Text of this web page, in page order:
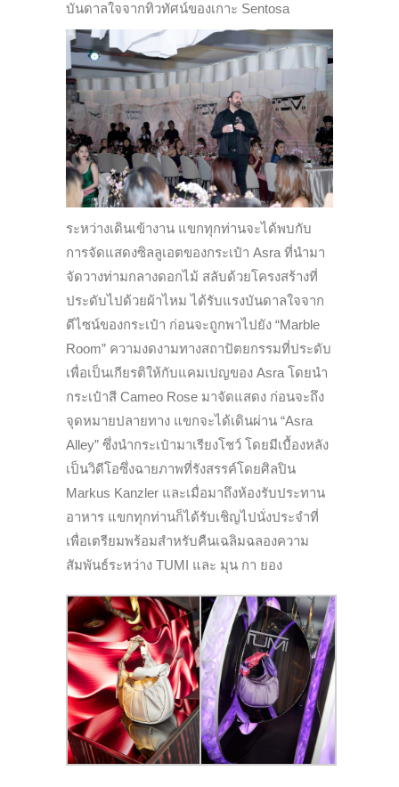
บันดาลใจจากทิวทัศน์ของเกาะ Sentosa
ระหว่างเดินเข้างาน แขกทุกท่านจะได้พบกับ
การจัดแสดงซิลลูเอตของกระเป๋า Asra ที่นำมา
จัดวางท่ามกลางดอกไม้ สลับด้วยโครงสร้างที่
ประดับไปด้วยผ้าไหม ได้รับแรงบันดาลใจจาก
ดีไซน์ของกระเป๋า ก่อนจะถูกพาไปยัง “Marble
Room” ความงดงามทางสถาปัตยกรรมที่ประดับ
เพื่อเป็นเกียรติให้กับแคมเปญของ Asra โดยนำ
กระเป๋าสี Cameo Rose มาจัดแสดง ก่อนจะถึง
จุดหมายปลายทาง แขกจะได้เดินผ่าน “Asra
Alley” ซึ่งนำกระเป๋ามาเรียงโชว์ โดยมีเบื้องหลัง
เป็นวิดีโอซึ่งฉายภาพที่รังสรรค์โดยศิลปิน
Markus Kanzler และเมื่อมาถึงห้องรับประทาน
อาหาร แขกทุกท่านก็ได้รับเชิญไปนั่งประจำที่
เพื่อเตรียมพร้อมสำหรับคืนเฉลิมฉลองความ
สัมพันธ์ระหว่าง TUMI และ มุน กา ยอง